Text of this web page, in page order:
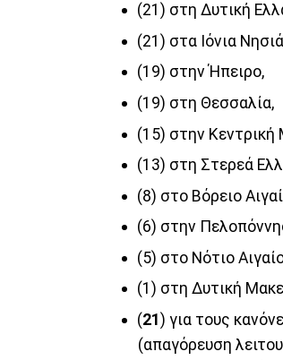
(21) στη Δυτική
(21) στα Ιόνια Νησιά
(19) στην Ήπειρο,
(19) στη Θεσσαλία,
(15) στην Κεντρική
(13) στη Στερεά
(8) στο Βόρειο
(6) στην
(5) στο Νότιο
(1) στη Δυτική
(21 ) για τους
(απαγόρευση